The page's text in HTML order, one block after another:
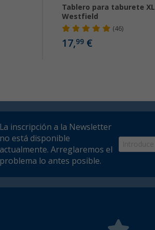
Tablero para taburete XL
Westfield
(46)
17,99€
La inscripción a la Newsletter
no está disponible
actualmente. Arreglaremos el
problema lo antes posible.